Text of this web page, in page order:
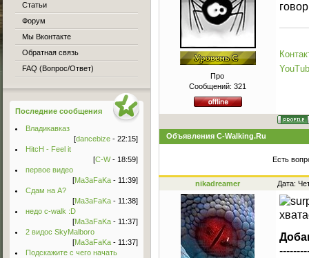
Про
Сообщений: 321
Объявления C-Walking.Ru
Есть
nikadreamer Дата:
Статьи
Форум
Мы Вконтакте
Обратная связь
FAQ (Вопрос/Ответ)
Последние сообщения
Владикавказ
[dancebize - 22:15]
HitcH - Feel it
[C-W- 18:59]
первое видео
[Ma3aFaKa - 11:39]
Сдам на А?
[Ma3aFaKa - 11:38]
недо c-walk :D
[Ma3aFaKa - 11:37]
2 видос SkyMalboro
[Ma3aFaKa - 11:37]
Подскажите с чего начать